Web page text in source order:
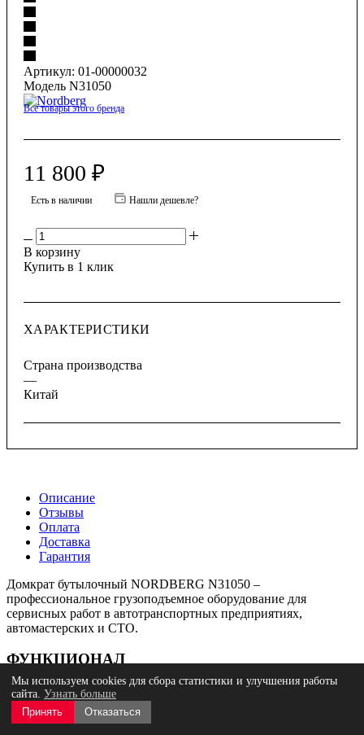
Артикул: 01-00000032
Модель N31050
Все товары этого бренда
11 800 ₽
Есть в наличии Нашли дешевле?
В корзину
Купить в 1 клик
ХАРАКТЕРИСТИКИ
Страна производства
—
Китай
Описание
Отзывы
Оплата
Доставка
Гарантия
Домкрат бутылочный NORDBERG N31050 –
профессиональное грузоподъемное оборудование для
сервисных работ в автотранспортных предприятиях,
автомастерских и СТО.
ФУНКЦИОНАЛ
Гидравлический домкрат с ручным приводом способен
поднимать различные виды грузов и транспортных средств до
50 тонн, обеспечивая надежную и безопасную процедуру
Мы используем cookies для сбора статистики и улучшения работы
сайта. Узнать больше
Принять
Отказаться